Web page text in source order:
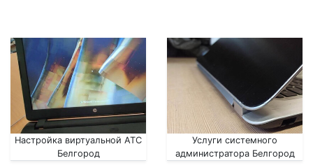
Настройка виртуальной АТС
Белгород
Услуги системного
администратора Белгород